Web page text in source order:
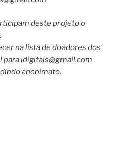
deste projeto o
na lista de doadores dos
paraidigitais@gmail.com
anonimato.